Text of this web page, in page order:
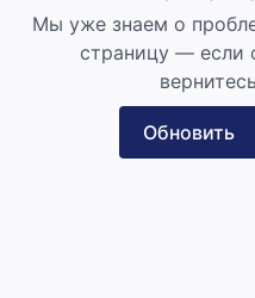
Мы уже знаем о
страницу — если
Обновить